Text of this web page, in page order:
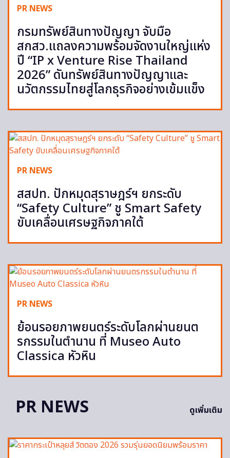
PR NEWS
กรมทรัพย์สินทางปัญญา จับมือ
สกสว.แถลงความพร้อมจัดงานใหญ่แห่ง
ปี “IP x Venture Rise Thailand
2026” ดันทรัพย์สินทางปัญญาและ
นวัตกรรมไทยสู่โลกธุรกิจอย่างเข้มแข็ง
PR NEWS
สสปท. ปักหมุดสุราษฎร์ฯ ยกระดับ
“Safety Culture” ชู Smart Safety
ขับเคลื่อนเศรษฐกิจภาคใต้
PR NEWS
ย้อนรอยภาพยนตร์ระดับโลกผ่านยนต
รกรรมในตำนาน ที่ Museo Auto
Classica หัวหิน
PR NEWS ดูเพิ่มเติม